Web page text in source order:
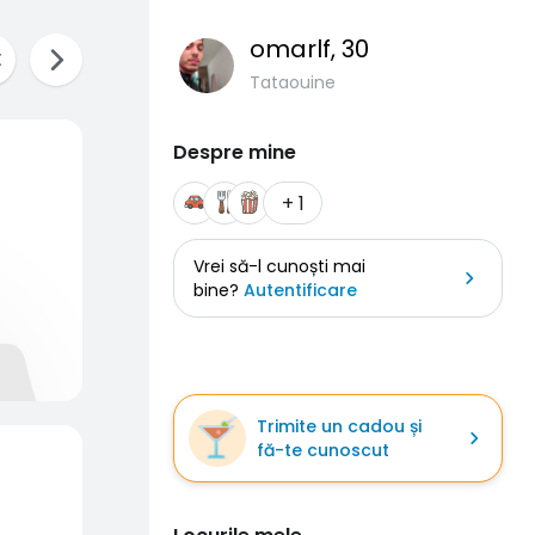
omarlf, 30
Tataouine
Despre mine
+ 1
Vrei să-l cunoști mai
bine? Autentificare
Trimite un cadou și
fă-te cunoscut